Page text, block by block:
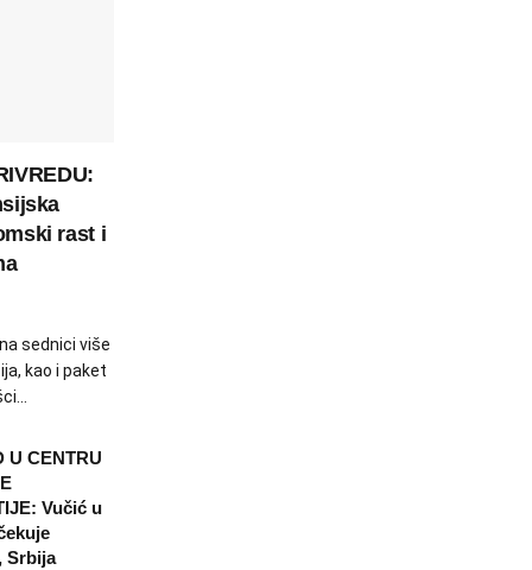
rast i
sednici više
kao i paket
U CENTRU
Vučić u
Srbija